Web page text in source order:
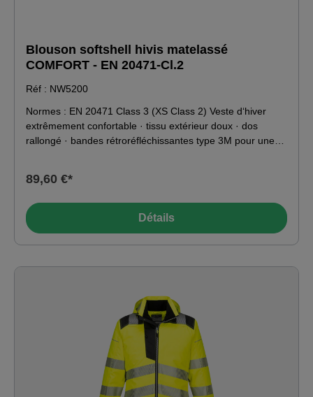
Blouson softshell hivis matelassé
COMFORT - EN 20471-Cl.2
Réf : NW5200
Normes : EN 20471 Class 3 (XS Class 2) Veste d‘hiver
extrêmement confortable · tissu extérieur doux · dos
rallongé · bandes rétroréfléchissantes type 3M pour une
avec fermeture éclair et deux poches poitrine avec
100% polyester
89,60 €*
Détails